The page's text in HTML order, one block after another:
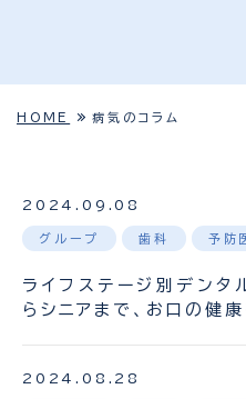
HOME 病気のコラム
2024.09.08
グループ 歯科 予防
ライフステージ別デンタ
らシニアまで、お口の健
2024.08.28